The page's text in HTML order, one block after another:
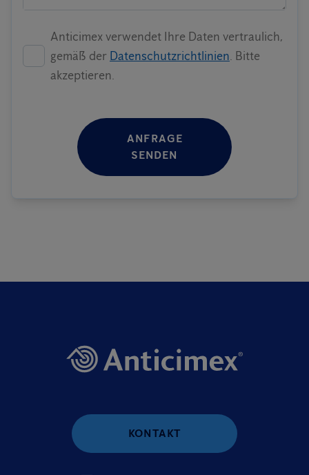
Anticimex verwendet Ihre Daten vertraulich,
gemäß der Datenschutzrichtlinien. Bitte
akzeptieren.
ANFRAGE
SENDEN
KONTAKT